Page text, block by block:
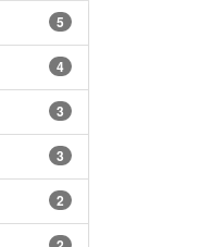
5
4
3
3
2